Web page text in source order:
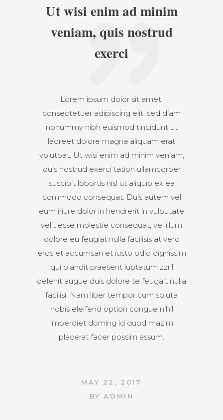
Ut wisi enim ad minim
veniam, quis nostrud
exerci
Lorem ipsum dolor sit amet,
consectetuer adipiscing elit, sed diam
nonummy nibh euismod tincidunt ut
laoreet dolore magna aliquam erat
volutpat. Ut wisi enim ad minim veniam,
quis nostrud exerci tation ullamcorper
suscipit lobortis nisl ut aliquip ex ea
commodo consequat. Duis autem vel
eum iriure dolor in hendrerit in vulputate
velit esse molestie consequat, vel illum
dolore eu feugiat nulla facilisis at vero
eros et accumsan et iusto odio dignissim
qui blandit praesent luptatum zzril
delenit augue duis dolore te feugait nulla
facilisi. Nam liber tempor cum soluta
nobis eleifend option congue nihil
imperdiet doming id quod mazim
placerat facer possim assum.
MAY 22, 2017
BYADMIN